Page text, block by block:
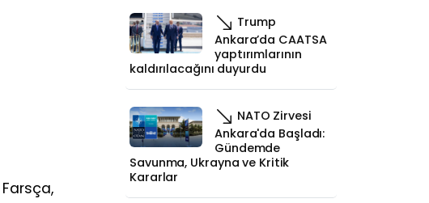
Trump
Ankara’da CAATSA
yaptırımlarının
kaldırılacağını duyurdu
NATO Zirvesi
Ankara'da Başladı:
Gündemde
Savunma, Ukrayna ve Kritik
Kararlar